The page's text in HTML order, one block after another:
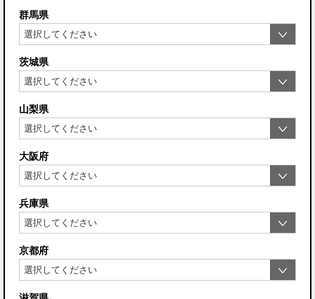
群馬県
茨城県
山梨県
大阪府
兵庫県
京都府